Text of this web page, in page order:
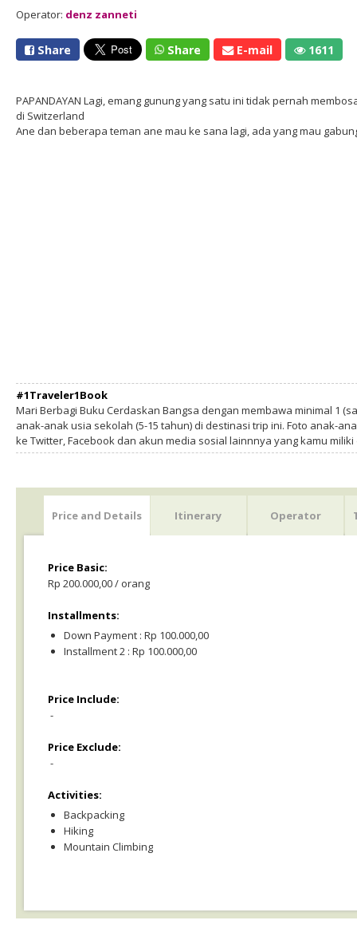
Operator: denz zanneti
Share Share E-mail 1611
PAPANDAYAN Lagi, emang gunung yang satu ini tidak pernah
di Switzerland
Ane dan beberapa teman ane mau ke sana lagi, ada yang mau
#1Traveler1Book
Mari Berbagi Buku Cerdaskan Bangsa dengan membawa minimal 1
anak-anak usia sekolah (5-15 tahun) di destinasi trip ini. Foto anak-
ke Twitter, Facebook dan akun media sosial lainnnya yang kamu
Price and Details Itinerary Operator
Price Basic:
Rp 200.000,00 / orang
Installments:
Down Payment : Rp 100.000,00
Installment 2 : Rp 100.000,00
Price Include:
-
Price Exclude:
-
Activities:
Backpacking
Hiking
Mountain Climbing